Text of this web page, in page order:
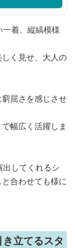
着、縦縞模様
く見せ、大人の
屈さを感じさせ
幅広く活躍しま
してくれるシ
合わせても様に
立てるスタ